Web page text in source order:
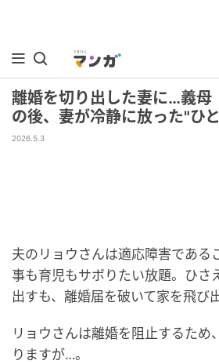
離婚を切り出した妻に…義
の後、妻が冷静に放った"ひ
2026.5.3
夫のリョウさんは適応障害である
事も育児もサボりたい放題。ひさ
出すも、離婚届を破いて家を飛び
リョウさんは離婚を阻止するため
りますが…。